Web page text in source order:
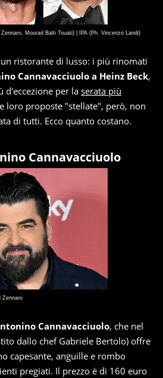
Mourad Balti Touati) | IPA (Ph. Vincenzo Landi)
ristorante di lusso: i più rinomati
Cannavacciuolo a Heinz Beck,
d'eccezione per la serata più
loro proposte "stellate", però, non
di tutti. Ecco quanto costano.
Cannavacciuolo
Zennaro
Cannavacciuolo, che nel
dallo chef Gabriele Bertolo) offre
capesante, anguille e rombo
pregiati. Il prezzo è di 160 euro